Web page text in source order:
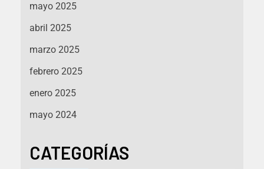
mayo 2025
abril 2025
marzo 2025
febrero 2025
enero 2025
mayo 2024
CATEGORÍAS